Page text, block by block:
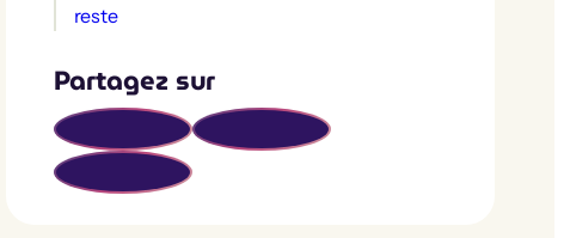
reste
Partagez sur